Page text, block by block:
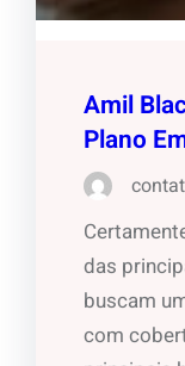
Amil
Plano
das
buscam
com